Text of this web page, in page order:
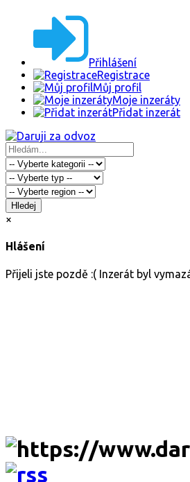
Přihlášení
Registrace
Můj profil
Moje inzeráty
Přidat inzerát
Hledej
×
Hlášení
Přijeli jste pozdě :( Inzerát byl